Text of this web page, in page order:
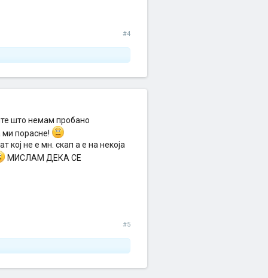
#4
што немам пробано
порасне!
не е мн. скап а е на некоја
МИСЛАМ ДЕКА СЕ
#5